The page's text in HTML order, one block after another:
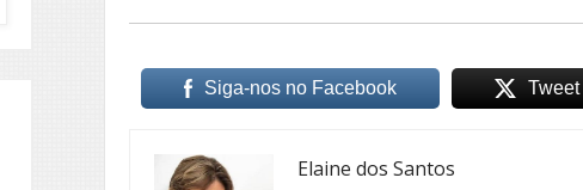
Siga-nos no Facebook Tweet
Elaine dos Santos